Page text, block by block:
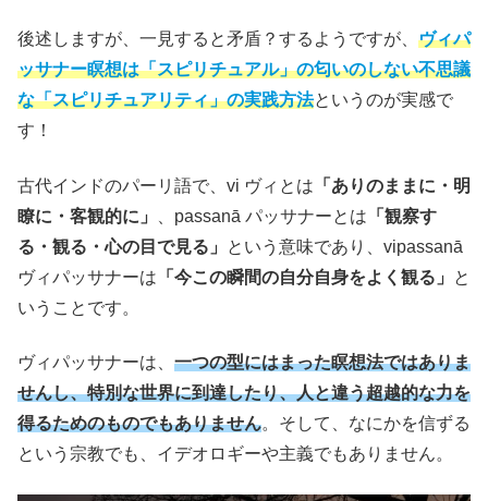
後述しますが、一見すると矛盾？するようですが、 ヴィパ
ッサナー瞑想は「スピリチュアル」の匂いのしない不思議
な「スピリチュアリティ」の実践方法というのが実感で
す！
古代インドのパーリ語で、vi ヴィとは 「ありのままに・明
瞭に・客観的に」
、passanā パッサナーとは 「観察す
る・観る・心の目で見る」
という意味であり、vipassanā
ヴィパッサナーは 「今この瞬間の自分自身をよく観る」
と
いうことです。
ヴィパッサナーは、 一つの型にはまった瞑想法ではありま
せんし、特別な世界に到達したり、人と違う超越的な力を
得るためのものでもありません。そして、なにかを信ずる
という宗教でも、イデオロギーや主義でもありません。